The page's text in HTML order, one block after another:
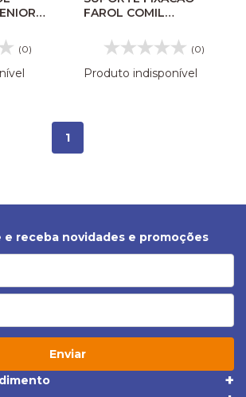
(0)
FAROL COMIL
(0)
Produto indisponível
1
e receba novidades e promoções
Enviar